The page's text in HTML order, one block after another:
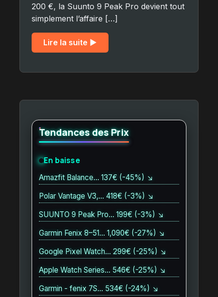
200 €, la Suunto 9 Peak Pro devient tout
simplement l’affaire […]
Lire la suite ▶︎
Tendances des Prix
En baisse
Amazfit Balance… 137€ (-45%) ↘
Polar Vantage V3,… 418€ (-3%) ↘
SUUNTO 9 Peak Pro… 199€ (-3%) ↘
Garmin Fenix 8–51… 1,090€ (-27%) ↘
Google Pixel Watch… 299€ (-25%) ↘
Apple Watch Series… 546€ (-25%) ↘
Garmin - fenix 7S… 534€ (-24%) ↘